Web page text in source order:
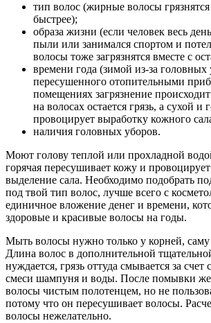
тип волос (жирные волосы грязнятся
быстрее);
образа жизни (если человек весь
пыли или занимался спортом и
волосы тоже загрязнятся вместе с
времени года (зимой из-за головных
пересушенного отопительными
помещениях загрязнение
на волосах остается грязь, а сухой и
провоцирует выработку кожного
наличия головных уборов.
Моют голову теплой или прохладной
горячая пересушивает кожу и
выделение сала. Необходимо подобрать
под твой тип волос, лучше всего с
единичное вложение денег и времени,
здоровые и красивые волосы на годы.
Мыть волосы нужно только у корней,
Длина волос в дополнительной
нуждается, грязь оттуда смывается за
смеси шампуня и воды. После помывки
волосы чистым полотенцем, но не
потому что он пересушивает волосы.
волосы нежелательно.